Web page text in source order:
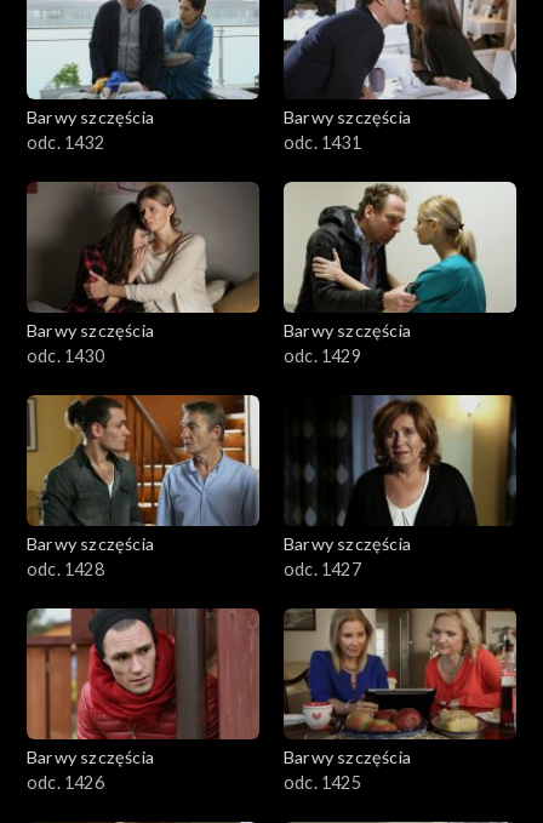
Barwy szczęścia
odc. 1432
Barwy szczęścia
odc. 1431
Barwy szczęścia
odc. 1430
Barwy szczęścia
odc. 1429
Barwy szczęścia
odc. 1428
Barwy szczęścia
odc. 1427
Barwy szczęścia
odc. 1426
Barwy szczęścia
odc. 1425